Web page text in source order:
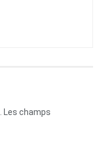
Les champs